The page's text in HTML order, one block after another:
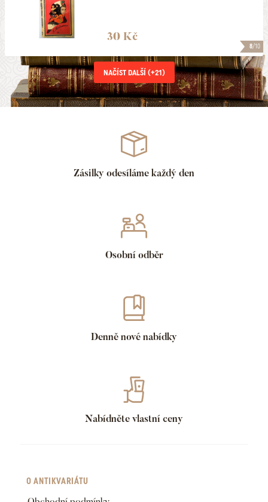
8/10
30 Kč
NAČÍST DALŠÍ (+21)
Zásilky odesíláme každý den
Osobní odběr
Denně nové nabídky
Nabídněte vlastní ceny
O ANTIKVARIÁTU